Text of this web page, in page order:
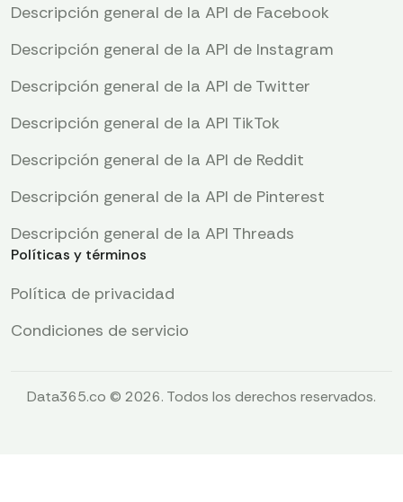
Descripción general de la API de Facebook
Descripción general de la API de Instagram
Descripción general de la API de Twitter
Descripción general de la API TikTok
Descripción general de la API de Reddit
Descripción general de la API de Pinterest
Descripción general de la API Threads
Políticas y términos
Política de privacidad
Condiciones de servicio
Data365.co © 2026. Todos los derechos reservados.